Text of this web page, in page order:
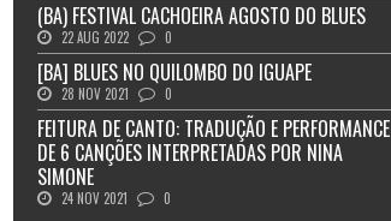
(BA) FESTIVAL CACHOEIRA AGOSTO DO BLUES
22 AUG 2022 0
[BA] BLUES NO QUILOMBO DO IGUAPE
28 NOV 2021 0
FEITURA DE CANTO: TRADUÇÃO E PERFORMANCE
DE 6 CANÇÕES INTERPRETADAS POR NINA
SIMONE
24 NOV 2021 0